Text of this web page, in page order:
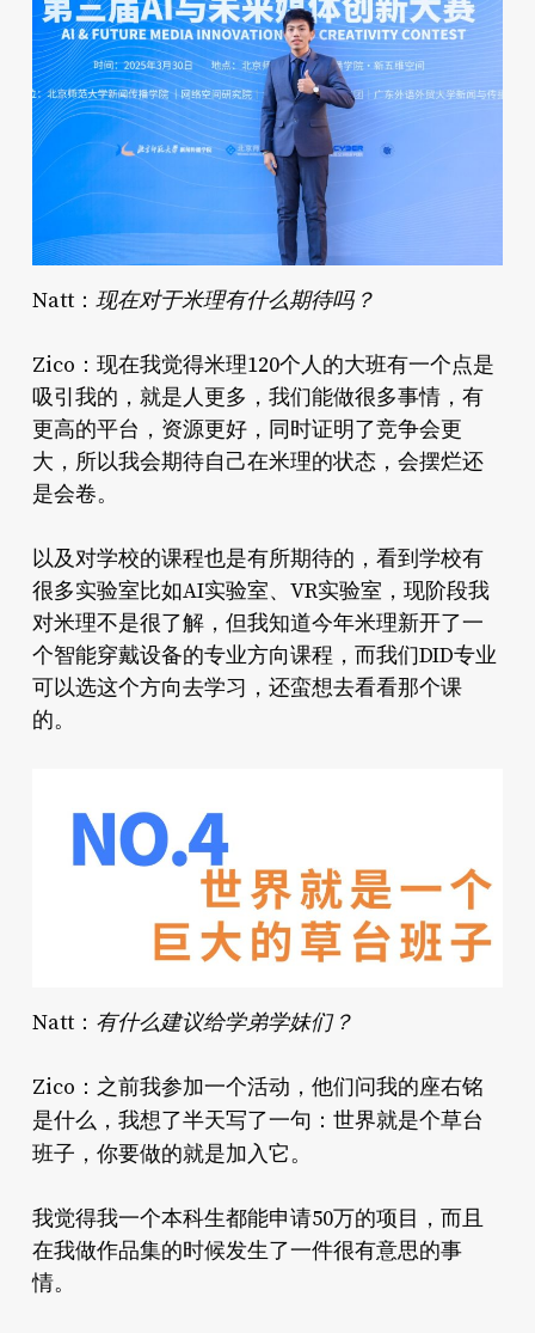
Natt： 现在对于米理有什么期待吗？
Zico：现在我觉得米理120个人的大班有一个点是
吸引我的，就是人更多，我们能做很多事情，有
更高的平台，资源更好，同时证明了竞争会更
大，所以我会期待自己在米理的状态，会摆烂还
是会卷。
以及对学校的课程也是有所期待的，看到学校有
很多实验室比如AI实验室、VR实验室，现阶段我
对米理不是很了解，但我知道今年米理新开了一
个智能穿戴设备的专业方向课程，而我们DID专业
可以选这个方向去学习，还蛮想去看看那个课
的。
Natt： 有什么建议给学弟学妹们？
Zico：之前我参加一个活动，他们问我的座右铭
是什么，我想了半天写了一句： 世界就是个草台
班子，你要做的就是加入它。
我觉得我一个本科生都能申请50万的项目，而且
在我做作品集的时候发生了一件很有意思的事
情。